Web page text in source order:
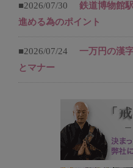
■2026/07/30
鉄道博物館
進める為のポイント
■2026/07/24
一万円の漢
とマナー